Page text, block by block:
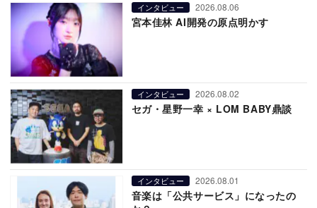
インタビュー 2026.08.06
宮本佳林 AI開発の原点明かす
インタビュー 2026.08.02
セガ・星野一幸 × LOM BABY鼎談
インタビュー 2026.08.01
音楽は「公共サービス」になったの